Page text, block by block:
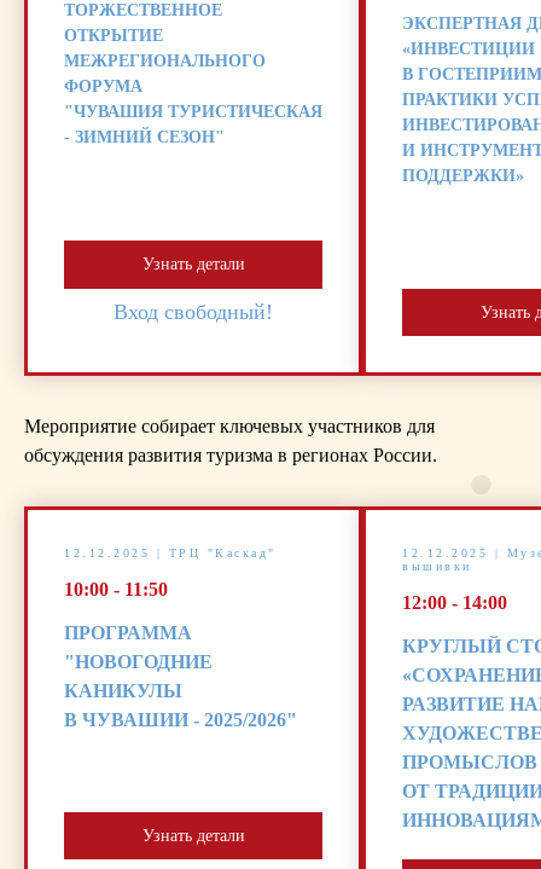
ТОРЖЕСТВЕННОЕ
ОТКРЫТИЕ
МЕЖРЕГИОНАЛЬНОГО
ФОРУМА
"ЧУВАШИЯ ТУРИСТИЧЕСКАЯ
- ЗИМНИЙ СЕЗОН"
Узнать детали
Вход свободный!
ЭКСПЕРТНАЯ
«ИНВЕСТИЦИИ
В
ПРАКТИКИ
И
ПОДДЕРЖКИ»
Узнать
Мероприятие собирает ключевых участников для
обсуждения развития туризма в регионах России.
12.12.2025 | ТРЦ "Каскад"
10:00 - 11:50
ПРОГРАММА
"НОВОГОДНИЕ
КАНИКУЛЫ
В ЧУВАШИИ - 2025/2026"
Узнать детали
12.12.2025 |
вышивки
12:00 - 14:00
КРУГЛЫЙ
РАЗВИТИЕ
ОТ